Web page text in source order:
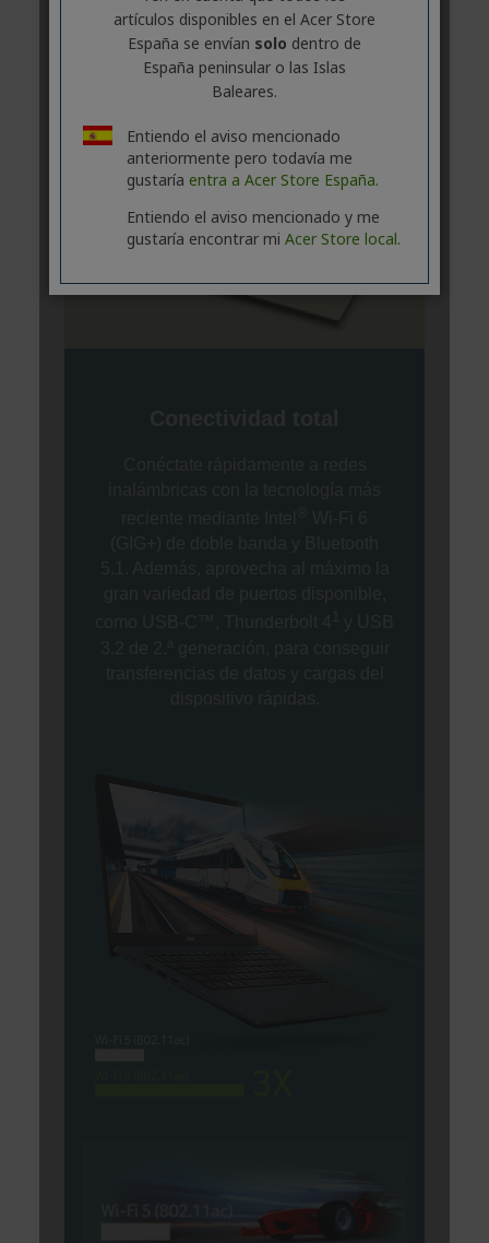
artículos disponibles en el Acer Store
España se envían solo dentro de
España peninsular o las Islas
Baleares.
Entiendo el aviso mencionado
anteriormente pero todavía me
gustaría entra a Acer Store España.
Entiendo el aviso mencionado y me
gustaría encontrar mi Acer Store local.